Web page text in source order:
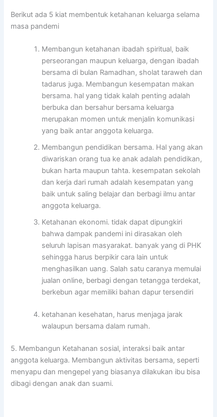
Berikut ada 5 kiat membentuk ketahanan keluarga selama
masa pandemi
Membangun ketahanan ibadah spiritual, baik
perseorangan maupun keluarga, dengan ibadah
bersama di bulan Ramadhan, sholat taraweh dan
tadarus juga. Membangun kesempatan makan
bersama. hal yang tidak kalah penting adalah
berbuka dan bersahur bersama keluarga
merupakan momen untuk menjalin komunikasi
yang baik antar anggota keluarga.
Membangun pendidikan bersama. Hal yang akan
diwariskan orang tua ke anak adalah pendidikan,
bukan harta maupun tahta. kesempatan sekolah
dan kerja dari rumah adalah kesempatan yang
baik untuk saling belajar dan berbagi ilmu antar
anggota keluarga.
Ketahanan ekonomi. tidak dapat dipungkiri
bahwa dampak pandemi ini dirasakan oleh
seluruh lapisan masyarakat. banyak yang di PHK
sehingga harus berpikir cara lain untuk
menghasilkan uang. Salah satu caranya memulai
jualan online, berbagi dengan tetangga terdekat,
berkebun agar memiliki bahan dapur tersendiri
ketahanan kesehatan, harus menjaga jarak
walaupun bersama dalam rumah.
5. Membangun Ketahanan sosial, interaksi baik antar
anggota keluarga. Membangun aktivitas bersama, seperti
menyapu dan mengepel yang biasanya dilakukan ibu bisa
dibagi dengan anak dan suami.